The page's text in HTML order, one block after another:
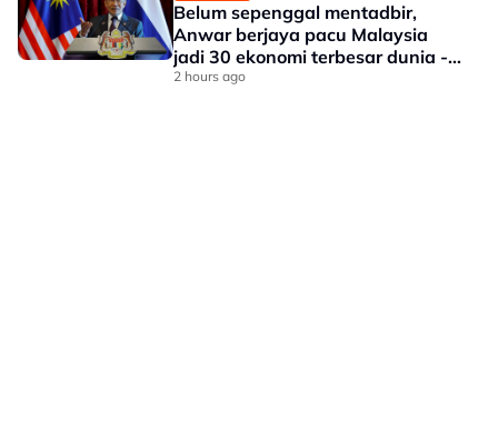
Belum sepenggal mentadbir,
Anwar berjaya pacu Malaysia
jadi 30 ekonomi terbesar dunia -
Penganalisis
2 hours ago